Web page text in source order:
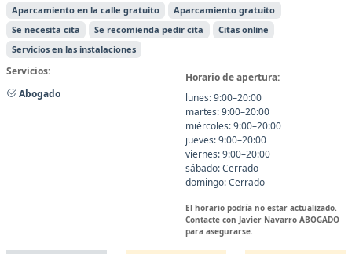
Aparcamiento en la calle gratuito
Aparcamiento gratuito
Se necesita cita
Se recomienda pedir cita
Citas online
Servicios en las instalaciones
Servicios:
Abogado
Horario de apertura:
lunes: 9:00–20:00
martes: 9:00–20:00
miércoles: 9:00–20:00
jueves: 9:00–20:00
viernes: 9:00–20:00
sábado: Cerrado
domingo: Cerrado
El horario podría no estar actualizado.
Contacte con Javier Navarro ABOGADO
para asegurarse.